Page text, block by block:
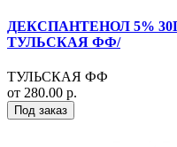
ДЕКСПАНТЕНОЛ 5%
ТУЛЬСКАЯ ФФ/
ТУЛЬСКАЯ ФФ
от 280.00 р.
Под заказ